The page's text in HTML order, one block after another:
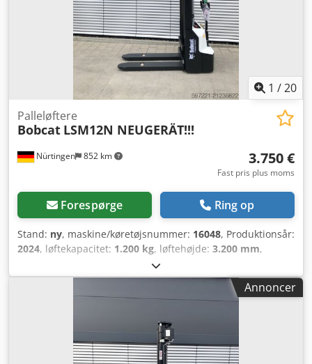
1 /20
Nürtingen 852 km
Palleløftere
Bobcat LSM12N NEUGERÄT!!!
3.750 €
Fast pris plus moms
Forespørge Ring op
Stand: ny, maskine/køretøjsnummer: 16048, Produktionsår:
2024, løftekapacitet: 1.200 kg, løftehøjde: 3.200 mm,
, brændstoftype:
mastetype:simplex, bygningshøjde:2.080 mm,
batterispænding:
1.150 mm , samlet
OBWNL-002740 Batteridetaljer: 24V 60Ah
Annoncer